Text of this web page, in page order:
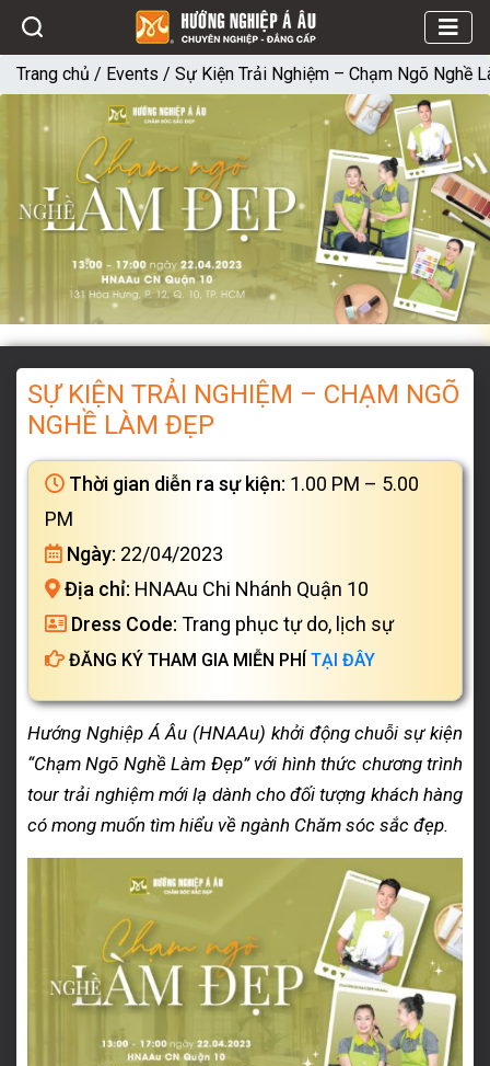
Trang chủ / Events / Sự Kiện Trải Nghiệm – Chạm Ngõ Nghề
SỰ KIỆN TRẢI NGHIỆM – CHẠM NGÕ
NGHỀ LÀM ĐẸP
Thời gian diễn ra sự kiện: 1.00 PM – 5.00
PM
Ngày: 22/04/2023
Địa chỉ: HNAAu Chi Nhánh Quận 10
Dress Code: Trang phục tự do, lịch sự
ĐĂNG KÝ THAM GIA MIỄN PHÍ TẠI ĐÂY
Hướng Nghiệp Á Âu (HNAAu) khởi động chuỗi sự kiện
“Chạm Ngõ Nghề Làm Đẹp” với hình thức chương trình
tour trải nghiệm mới lạ dành cho đối tượng khách hàng
có mong muốn tìm hiểu về ngành Chăm sóc sắc đẹp.